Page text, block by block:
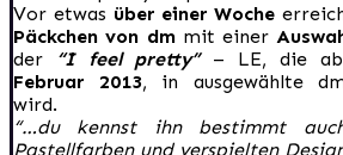
Vor etwas über einer Woche
Päckchen von dm mit einer
der “I feel pretty”– LE, die ab
Februar 2013, in ausgewählte
wird.
“…du kennst ihn bestimmt
Pastellfarben und verspielten